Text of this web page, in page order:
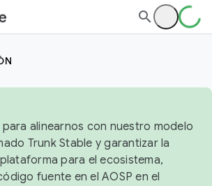
alinearnos con nuestro modelo
Trunk Stable y garantizar la
para el ecosistema,
fuente en el AOSP en el